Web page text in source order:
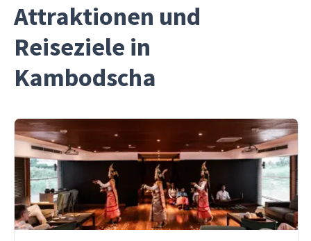
Attraktionen und
Reiseziele in
Kambodscha